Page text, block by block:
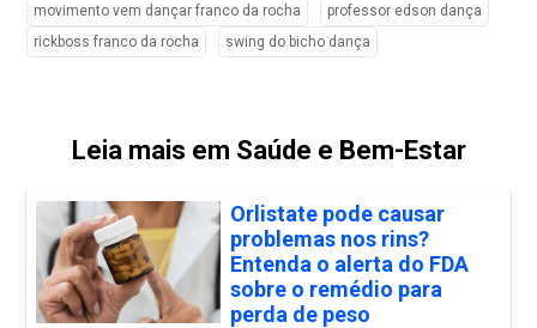
movimento vem dançar franco da rocha
professor edson dança
rickboss franco da rocha
swing do bicho dança
Leia mais em Saúde e Bem-Estar
Orlistate pode causar
problemas nos rins?
Entenda o alerta do FDA
sobre o remédio para
perda de peso